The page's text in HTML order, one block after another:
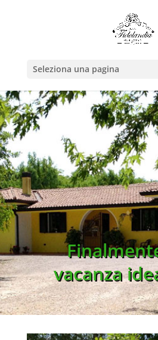
Seleziona una pagina
vacanza